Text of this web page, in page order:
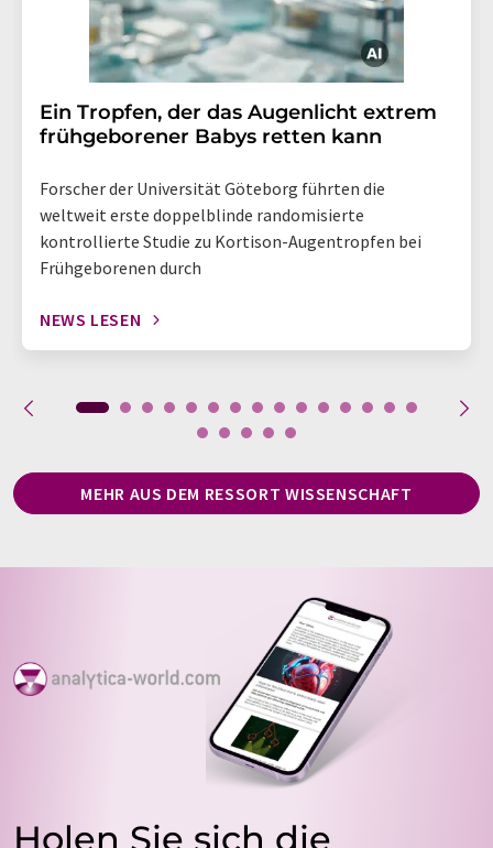
Ein Tropfen, der das Augenlicht extrem
frühgeborener Babys retten kann
Forscher der Universität Göteborg führten die
weltweit erste doppelblinde randomisierte
kontrollierte Studie zu Kortison-Augentropfen bei
Frühgeborenen durch
NEWS LESEN
MEHR AUS DEM RESSORT WISSENSCHAFT
Holen Sie sich die